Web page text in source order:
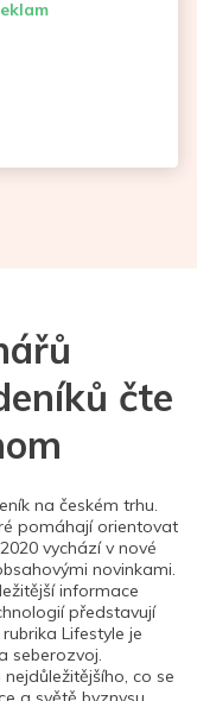
čte
na českém trhu.
pomáhají orientovat
vychází v nové
novinkami.
informace
představují
Lifestyle je
seberozvoj.
co se